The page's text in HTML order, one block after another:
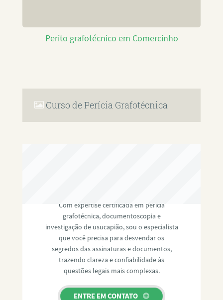
Perito grafotécnico em Comercinho
Curso de Perícia Grafotécnica
Com expertise certificada em perícia
grafotécnica, documentoscopia e
investigação de usucapião, sou o especialista
que você precisa para desvendar os
segredos das assinaturas e documentos,
trazendo clareza e confiabilidade às
questões legais mais complexas.
ENTRE EM CONTATO